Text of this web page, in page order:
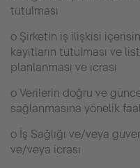
tutulması
o Şirketin iş ilişkisi
kayıtların tutulması ve
planlanması ve icrası
o Verilerin doğru ve
sağlanmasına yönelik
o İş Sağlığı ve/veya
ve/veya icrası